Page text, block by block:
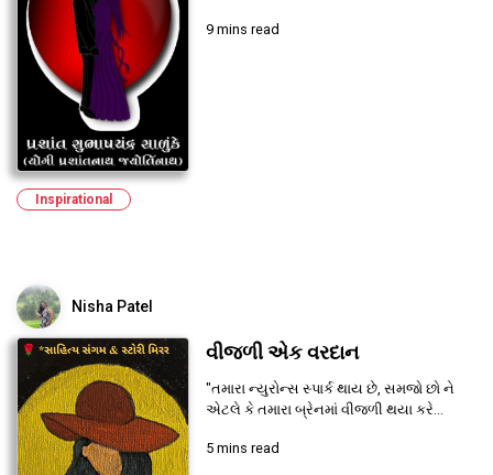
9 mins read
Inspirational
Nisha Patel
વીજળી એક વરદાન
"તમારા ન્યુરોન્સ સ્પાર્ક થાય છે, સમજો છો ને
એટલે કે તમારા બ્રેનમાં વીજળી થયા કરે...
5 mins read